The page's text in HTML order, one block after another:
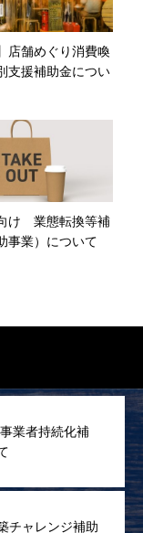
店舗めぐり消費喚
支援補助金につい
け 業態転換等補
事業）について
業者持続化補
チャレンジ補助